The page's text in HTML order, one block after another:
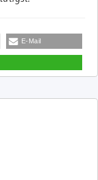
E-Mail